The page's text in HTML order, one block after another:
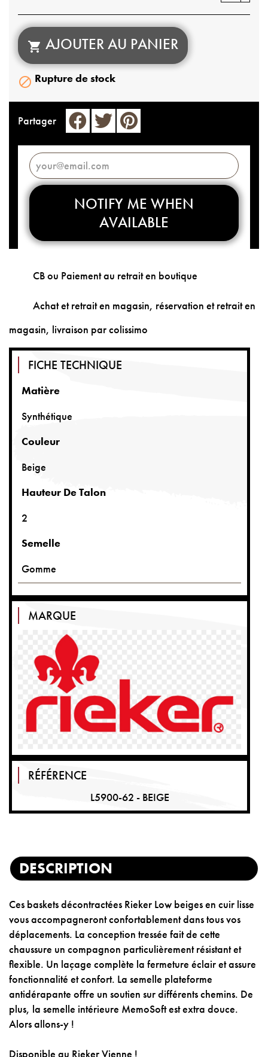
 AJOUTER AU PANIER
 Rupture de stock
Partager
NOTIFY ME WHEN
AVAILABLE
CB ou Paiement au retrait en boutique
Achat et retrait en magasin, réservation et retrait en
magasin, livraison par colissimo
FICHE TECHNIQUE
Matière
Synthétique
Couleur
Beige
Hauteur De Talon
2
Semelle
Gomme
MARQUE
RÉFÉRENCE
L5900-62 - BEIGE
DESCRIPTION
Ces baskets décontractées Rieker Low beiges en cuir lisse
vous accompagneront confortablement dans tous vos
déplacements. La conception tressée fait de cette
chaussure un compagnon particulièrement résistant et
flexible. Un laçage complète la fermeture éclair et assure
fonctionnalité et confort. La semelle plateforme
antidérapante offre un soutien sur différents chemins. De
plus, la semelle intérieure MemoSoft est extra douce.
Alors allons-y !
Disponible au Rieker Vienne !